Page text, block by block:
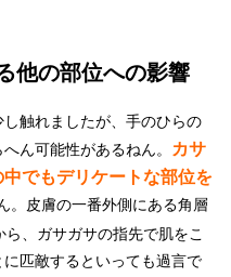
他の部位への影響
触れましたが、手のひらの
ん可能性があるねん。
カサ
でもデリケートな部位を
。皮膚の一番外側にある角層
ら、ガサガサの指先で肌をこ
匹敵するといっても過言で